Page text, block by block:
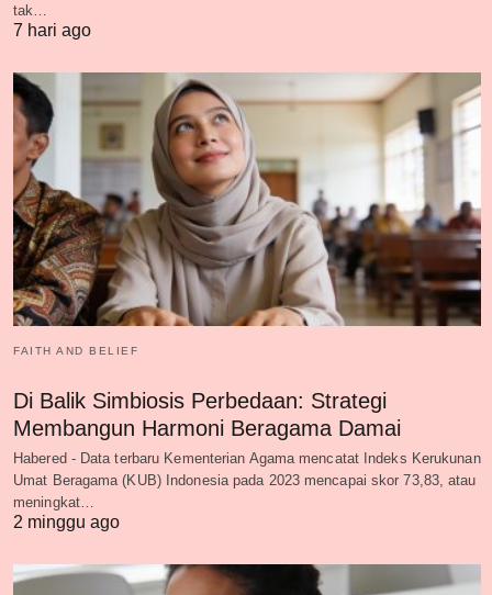
tak…
7 hari ago
FAITH AND BELIEF
Di Balik Simbiosis Perbedaan: Strategi
Membangun Harmoni Beragama Damai
Habered - Data terbaru Kementerian Agama mencatat Indeks Kerukunan
Umat Beragama (KUB) Indonesia pada 2023 mencapai skor 73,83, atau
meningkat…
2 minggu ago